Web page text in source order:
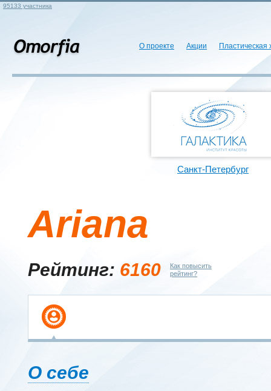
95133 участника
О проекте Акции Пластическая
Санкт-Петербург
Ariana
Рейтинг: 6160
Как повысить
рейтинг?
О себе